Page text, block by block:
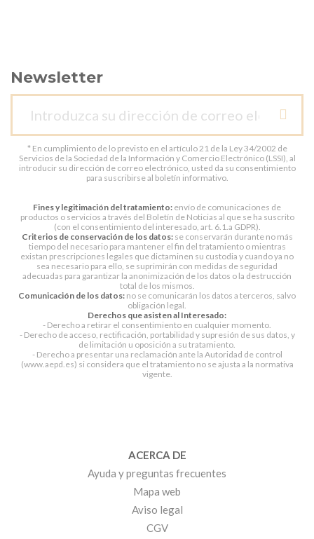
Newsletter
* En cumplimiento de lo previsto en el artículo 21 de la Ley 34/2002 de
Servicios de la Sociedad de la Información y Comercio Electrónico (LSSI), al
introducir su dirección de correo electrónico, usted da su consentimiento
para suscribirse al boletín informativo.
Fines y legitimación del tratamiento: envío de comunicaciones de
productos o servicios a través del Boletín de Noticias al que se ha suscrito
(con el consentimiento del interesado, art. 6.1.a GDPR).
Criterios de conservación de los datos:se conservarán durante no más
tiempo del necesario para mantener el fin del tratamiento o mientras
existan prescripciones legales que dictaminen su custodia y cuando ya no
sea necesario para ello, se suprimirán con medidas de seguridad
adecuadas para garantizar la anonimización de los datos o la destrucción
total de los mismos.
Comunicación de los datos: no se comunicarán los datos a terceros, salvo
obligación legal.
Derechos que asisten al Interesado:
- Derecho a retirar el consentimiento en cualquier momento.
- Derecho de acceso, rectificación, portabilidad y supresión de sus datos, y
de limitación u oposición a su tratamiento.
- Derecho a presentar una reclamación ante la Autoridad de control
(www.aepd.es) si considera que el tratamiento no se ajusta a la normativa
vigente.
ACERCA DE
Ayuda y preguntas frecuentes
Mapa web
Aviso legal
CGV